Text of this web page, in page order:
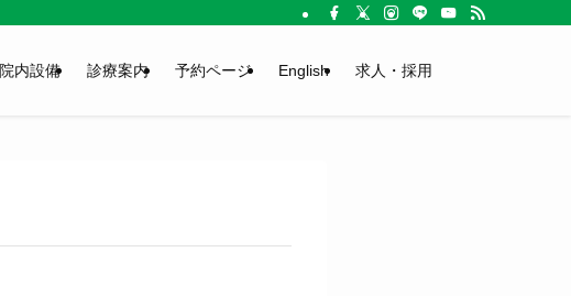
院内設備 診療案内 予約ページ English 求人・採用